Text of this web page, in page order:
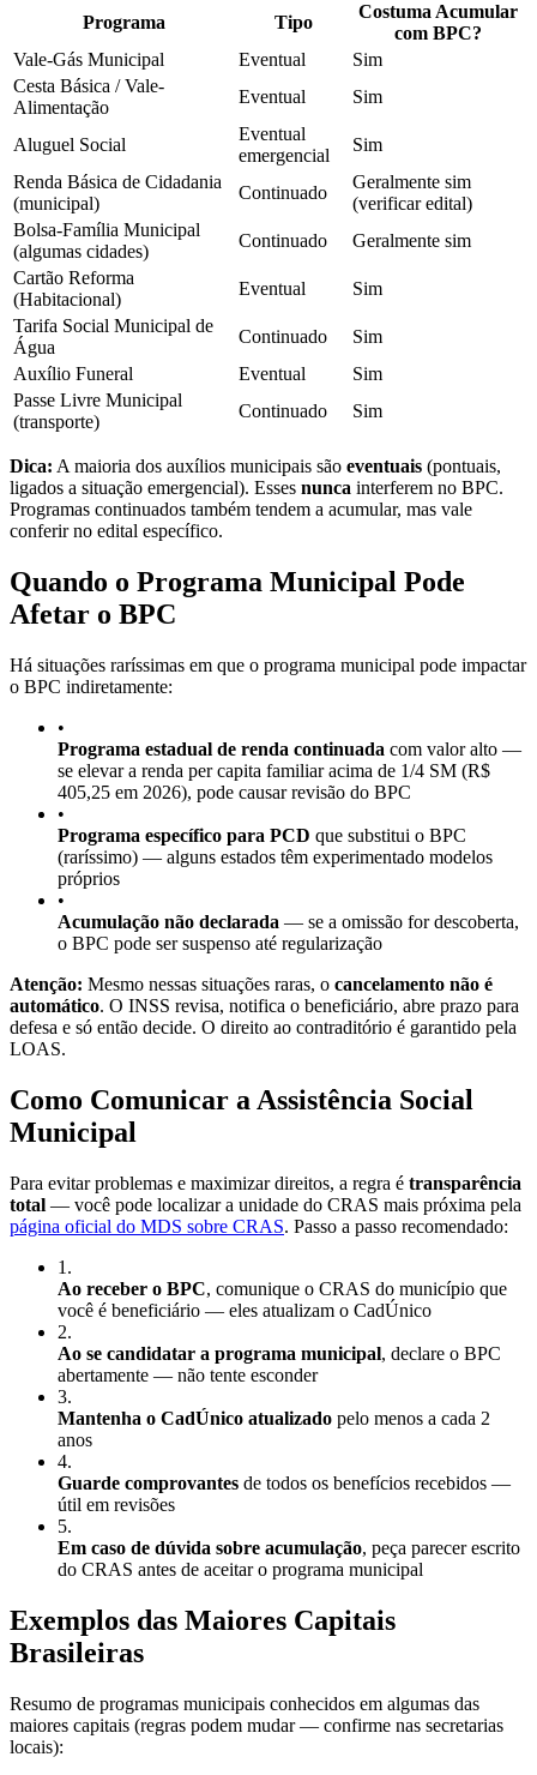
Programa Tipo
Costuma Acumular
com BPC?
Vale-Gás Municipal
Eventual
Sim
Cesta Básica / Vale-
Alimentação
Eventual Sim
Aluguel Social
Eventual
emergencial
Sim
Renda Básica de Cidadania
(municipal)
Continuado
Geralmente sim
(verificar edital)
Bolsa-Família Municipal
(algumas cidades)
Continuado
Geralmente sim
Cartão Reforma
(Habitacional)
Eventual
Sim
Tarifa Social Municipal de
Água
Continuado
Sim
Auxílio Funeral
Eventual
Sim
Passe Livre Municipal
(transporte)
Continuado Sim
Dica: A maioria dos auxílios municipais são eventuais (pontuais,
ligados a situação emergencial). Esses nunca interferem no BPC.
Programas continuados também tendem a acumular, mas vale
conferir no edital específico.
Quando o Programa Municipal Pode
Afetar o BPC
Há situações raríssimas em que o programa municipal pode impactar
o BPC indiretamente:
•
Programa estadual de renda continuada com valor alto —
se elevar a renda per capita familiar acima de 1/4 SM (R$
405,25 em 2026), pode causar revisão do BPC
•
Programa específico para PCD que substitui o BPC
(raríssimo) — alguns estados têm experimentado modelos
próprios
•
Acumulação não declarada — se a omissão for descoberta,
o BPC pode ser suspenso até regularização
Atenção: Mesmo nessas situações raras, o cancelamento não é
automático. O INSS revisa, notifica o beneficiário, abre prazo para
defesa e só então decide. O direito ao contraditório é garantido pela
LOAS.
Como Comunicar a Assistência Social
Municipal
Para evitar problemas e maximizar direitos, a regra é transparência
total — você pode localizar a unidade do CRAS mais próxima pela
página oficial do MDS sobre CRAS. Passo a passo recomendado:
1 .
Ao receber o BPC, comunique o CRAS do município que
você é beneficiário — eles atualizam o CadÚnico
2.
Ao se candidatar a programa municipal, declare o BPC
abertamente — não tente esconder
3.
Mantenha o CadÚnico atualizado pelo menos a cada 2
anos
4.
Guarde comprovantes de todos os benefícios recebidos —
útil em revisões
5.
Em caso de dúvida sobre acumulação, peça parecer escrito
do CRAS antes de aceitar o programa municipal
Exemplos das Maiores Capitais
Brasileiras
Resumo de programas municipais conhecidos em algumas das
maiores capitais (regras podem mudar — confirme nas secretarias
locais):